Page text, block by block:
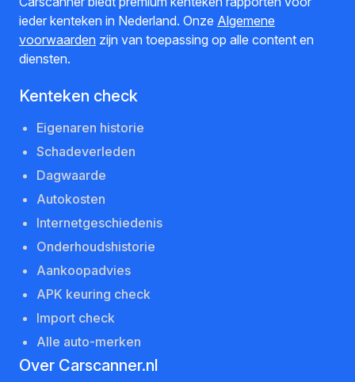
ieder kenteken in Nederland. Onze Algemene
voorwaarden zijn van toepassing op alle content en
diensten.
Kenteken check
Eigenaren historie
Schadeverleden
Dagwaarde
Autokosten
Internetgeschiedenis
Onderhoudshistorie
Aankoopadvies
APK keuring check
Import check
Alle auto-merken
Over Carscanner.nl